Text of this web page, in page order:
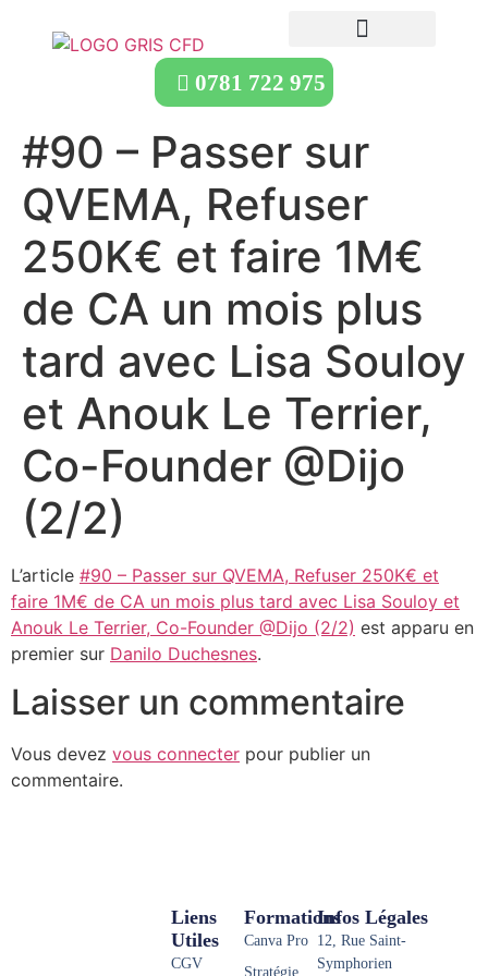
0781 722 975
#90 – Passer sur
QVEMA, Refuser
250K€ et faire 1M€
de CA un mois plus
tard avec Lisa Souloy
et Anouk Le Terrier,
Co-Founder @Dijo
(2/2)
L’article #90 – Passer sur QVEMA, Refuser 250K€ et
faire 1M€ de CA un mois plus tard avec Lisa Souloy et
Anouk Le Terrier, Co-Founder @Dijo (2/2) est apparu en
premier sur Danilo Duchesnes.
Laisser un commentaire
Vous devez vous connecter pour publier un
commentaire.
Formations
Canva Pro
Stratégie
Liens
Utiles
CGV
Infos Légales
12, Rue Saint-
Symphorien